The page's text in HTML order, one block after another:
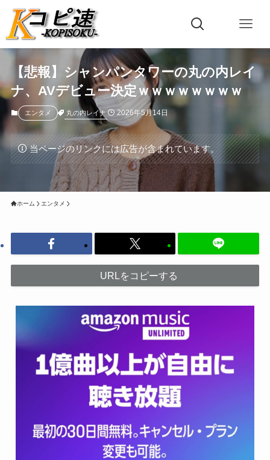
【悲報】シャンパンタワーの丸の内レイ
ナ、AVデビュー決定ｗｗｗｗｗｗｗｗ
エンタメ 丸の内レイナ 2026年5月14日
当ページのリンクには広告が含まれています。
ホーム エンタメ
URLをコピーする